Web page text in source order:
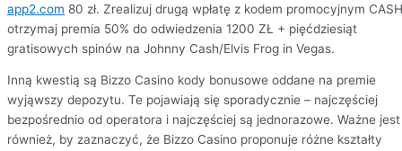
app2.com 80 zł. Zrealizuj drugą wpłatę z kodem promocyjnym
otrzymaj premia 50% do odwiedzenia 1200 ZŁ + pięćdziesiąt
gratisowych spinów na Johnny Cash/Elvis Frog in Vegas.
Inną kwestią są Bizzo Casino kody bonusowe oddane na premie
wyjąwszy depozytu. Te pojawiają się sporadycznie – najczęściej
bezpośrednio od operatora i najczęściej są jednorazowe. Ważne jest
również, by zaznaczyć, że Bizzo Casino proponuje różne kształty